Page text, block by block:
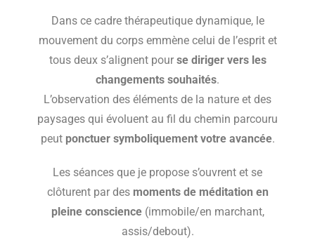
Dans ce cadre thérapeutique dynamique, le
mouvement du corps emmène celui de l’esprit et
tous deux s’alignent pour se diriger vers les
changements souhaités.
L’observation des éléments de la nature et des
paysages qui évoluent au fil du chemin parcouru
peut ponctuer symboliquement votre avancée.
Les séances que je propose s’ouvrent et se
clôturent par des moments de méditation en
pleine conscience(immobile/en marchant,
assis/debout).